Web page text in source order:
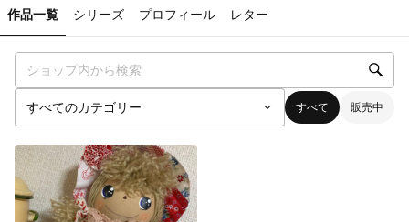
作品一覧 シリーズ プロフィール レター
すべて 販売中